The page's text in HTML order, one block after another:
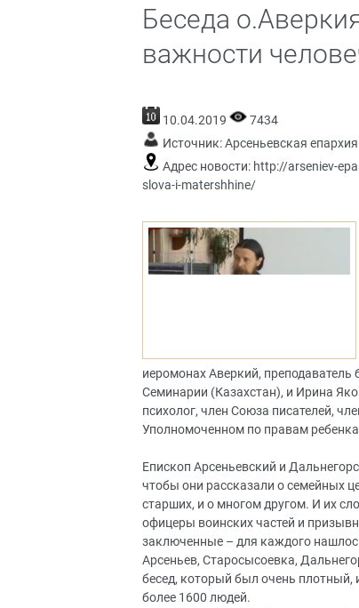
Беседа
важности
10.04.2019
7434
Источник:Арсеньевская епархия
Адрес новости: http://arseniev-
slova-i-matershhine/
иеромонах Аверкий,
Семинарии (Казахстан), и Ирина
психолог, член Союза писателей,
Уполномоченном по правам
Епископ Арсеньевский и
чтобы они рассказали о семейных
старших, и о многом другом. И их
офицеры воинских частей и
заключенные – для каждого
Арсеньев, Старосысоевка,
бесед, который был очень плотный,
более 1600 людей.